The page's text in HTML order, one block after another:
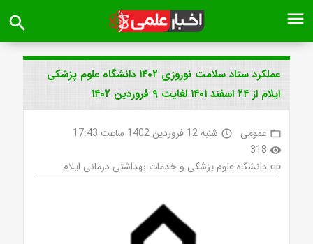
menu
search
عملکرد ستاد سلامت نوروزی ۱۴۰۲ دانشگاه علوم پزشکی
ایلام از ۲۴ اسفند ۱۴۰۱ لغایت ۹ فروردین ۱۴۰۲
folder_open عمومی access_time شنبه 12 فروردین 1402 ساعت 17:43
visibility
318
link دانشگاه علوم پزشکی و خدمات بهداشتی درمانی ایلام